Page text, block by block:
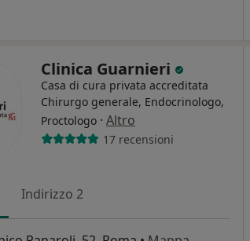
Clinica Guarnieri
Casa di cura privata accreditata
Chirurgo generale, Endocrinologo,
Proctologo · Altro
17 recensioni
Indirizzo 2